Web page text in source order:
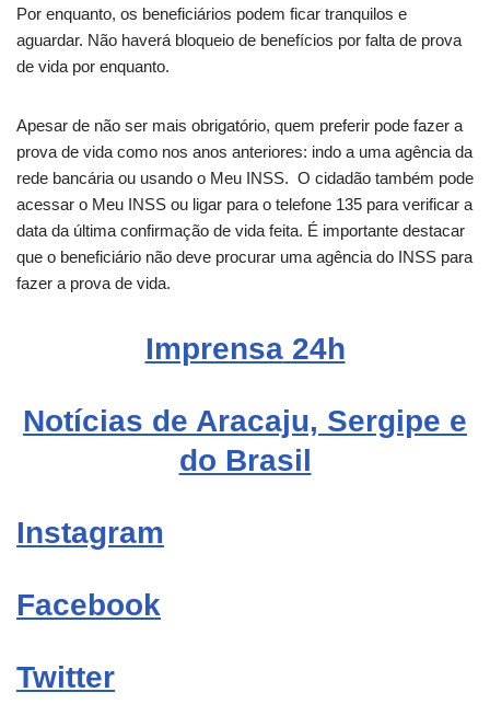
Por enquanto, os beneficiários podem ficar tranquilos e
aguardar. Não haverá bloqueio de benefícios por falta de prova
de vida por enquanto.
Apesar de não ser mais obrigatório, quem preferir pode fazer a
prova de vida como nos anos anteriores: indo a uma agência da
rede bancária ou usando o Meu INSS. O cidadão também pode
acessar o Meu INSS ou ligar para o telefone 135 para verificar a
data da última confirmação de vida feita. É importante destacar
que o beneficiário não deve procurar uma agência do INSS para
fazer a prova de vida.
Imprensa24h
Notícias de Aracaju, Sergipe e
do Brasil
Instagram
Facebook
Twitter